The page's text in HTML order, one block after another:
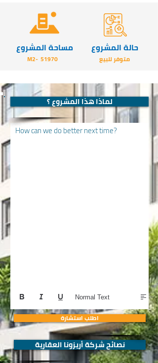
مساحة المشروع
51970
-M2
حالة المشروع
متوفر للبيع
How can we do better next time?
Normal Text
لماذا هذا المشروع ؟
نصائح شركة أريزونا العقارية
اطلب استشارة